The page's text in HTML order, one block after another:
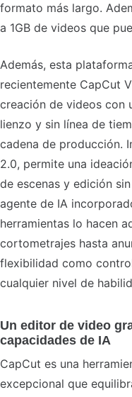
formato más largo.
a 1GB de videos que
Además, esta
recientemente CapCut
creación de videos con
lienzo y sin línea de
cadena de producción.
2.0, permite una
de escenas y edición
agente de IA
herramientas lo hacen
cortometrajes hasta
flexibilidad como
cualquier nivel de
Un editor de video
capacidades de IA
CapCut es una
excepcional que